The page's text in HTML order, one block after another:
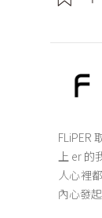
FLiPER
上 er
人心裡
內心發